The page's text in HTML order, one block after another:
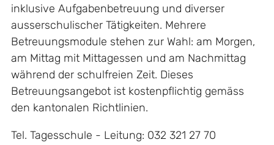
inklusive Aufgabenbetreuung und diverser
ausserschulischer Tätigkeiten. Mehrere
Betreuungsmodule stehen zur Wahl: am Morgen,
am Mittag mit Mittagessen und am Nachmittag
während der schulfreien Zeit. Dieses
Betreuungsangebot ist kostenpflichtig gemäss
den kantonalen Richtlinien.
Tel. Tagesschule - Leitung: 032 321 27 70